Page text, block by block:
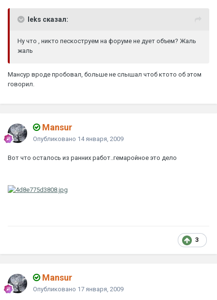
leks сказал:
Ну что , никто пескоструем на форуме не дует объем? Жаль
жаль
Мансур вроде пробовал, больше не слышал чтоб ктото об этом
говорил.
Mansur
Опубликовано 14 января, 2009
Вот что осталось из ранних работ..гемаройное это дело
3
Mansur
Опубликовано 17 января, 2009